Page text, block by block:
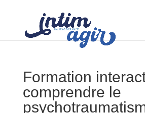
Formation
comprendre le